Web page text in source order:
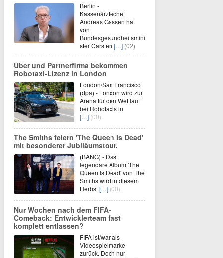
Berlin -
Kassenärztechef
Andreas Gassen hat
von
Bundesgesundheitsmini
ster Carsten […] (02)
Uber und Partnerfirma bekommen
Robotaxi-Lizenz in London
London/San Francisco
(dpa) - London wird zur
Arena für den Wettlauf
bei Robotaxis in
[…] (00)
The Smiths feiern 'The Queen Is Dead'
mit besonderer Jubiläumstour.
(BANG) - Das
legendäre Album 'The
Queen Is Dead' von The
Smiths wird in diesem
Herbst[…] (00)
Nur Wochen nach dem FIFA-
Comeback: Entwicklerteam fast
komplett entlassen?
FIFA ist/war als
Videospielmarke
zurück. Doch nur